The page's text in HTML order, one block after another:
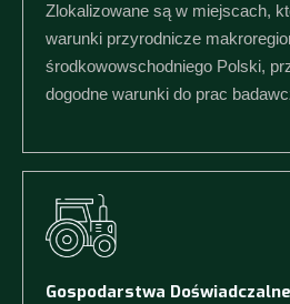
Zlokalizowane są w miejscach,
warunki przyrodnicze
środkowowschodniego Polski,
dogodne warunki do prac
Gospodarstwa Doświadczalne